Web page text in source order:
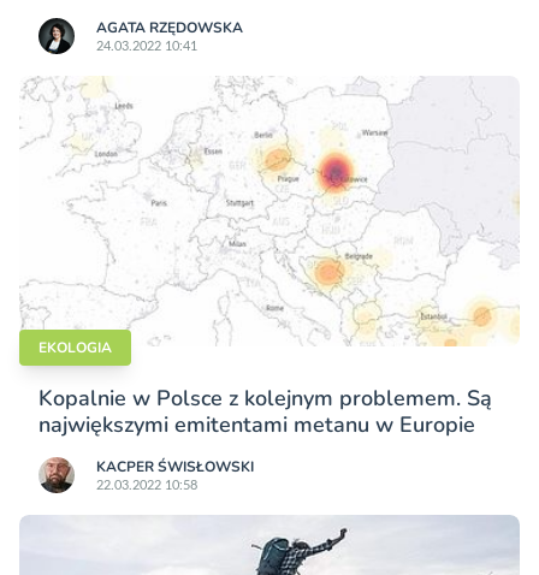
AGATA RZĘDOWSKA
24.03.2022 10:41
EKOLOGIA
Kopalnie w Polsce z kolejnym problemem. Są
największymi emitentami metanu w Europie
KACPER ŚWISŁO­WSKI
22.03.2022 10:58